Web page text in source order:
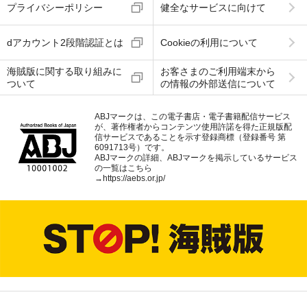
プライバシーポリシー 健全なサービスに向けて
dアカウント2段階認証とは Cookieの利用について
海賊版に関する取り組みに
ついて
お客さまのご利用端末から
の情報の外部送信について
ABJマークは、この電子書店・電子書籍配信サービス
が、著作権者からコンテンツ使用許諾を得た正規版配
信サービスであることを示す登録商標（登録番号 第
6091713号）です。
ABJマークの詳細、ABJマークを掲示しているサービス
の一覧はこちら
→https://aebs.or.jp/